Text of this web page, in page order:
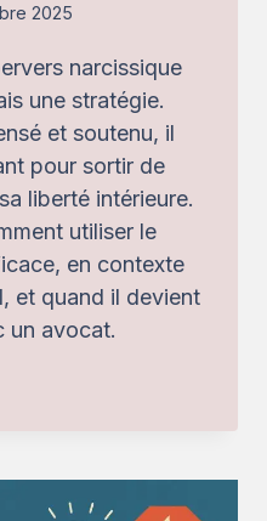
2025
narcissique
une stratégie.
et soutenu, il
pour sortir de
liberté intérieure.
utiliser le
en contexte
et quand il devient
un avocat.